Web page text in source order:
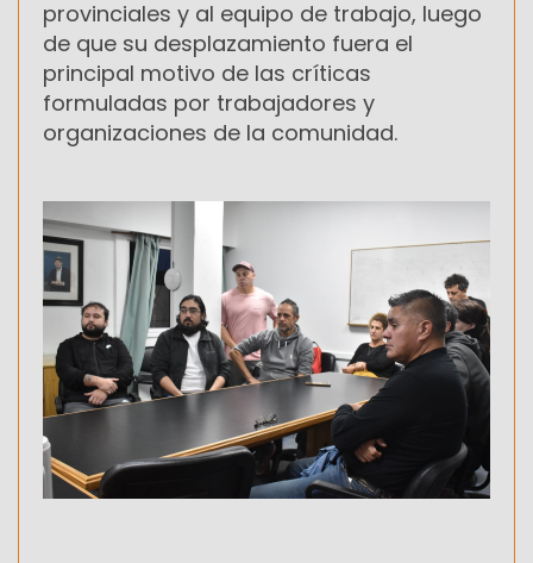
provinciales y al equipo de trabajo, luego
de que su desplazamiento fuera el
principal motivo de las críticas
formuladas por trabajadores y
organizaciones de la comunidad.